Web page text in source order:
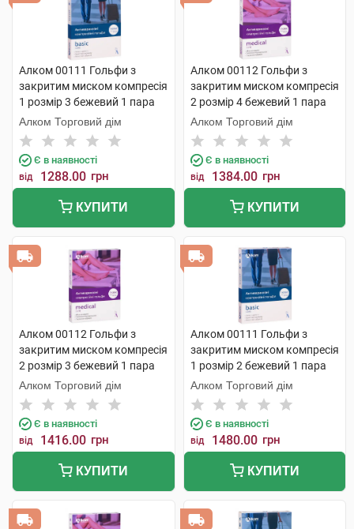
Алком 00111 Гольфи з
закритим миском компресія
1 розмір 3 бежевий 1 пара
Алком Торговий дім
Є в наявності
від 1288.00 грн
КУПИТИ
Алком 00112 Гольфи з
закритим миском компресія
2 розмір 4 бежевий 1 пара
Алком Торговий дім
Є в наявності
від 1384.00 грн
КУПИТИ
Алком 00112 Гольфи з
закритим миском компресія
2 розмір 3 бежевий 1 пара
Алком Торговий дім
Є в наявності
від 1416.00 грн
КУПИТИ
Алком 00111 Гольфи з
закритим миском компресія
1 розмір 2 бежевий 1 пара
Алком Торговий дім
Є в наявності
від 1480.00 грн
КУПИТИ